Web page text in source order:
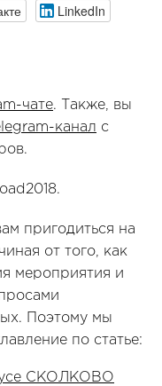
LinkedIn
чате. Также, вы
канал с
пригодиться на
от того, как
мероприятия и
Поэтому мы
по статье:
СКОЛКОВО